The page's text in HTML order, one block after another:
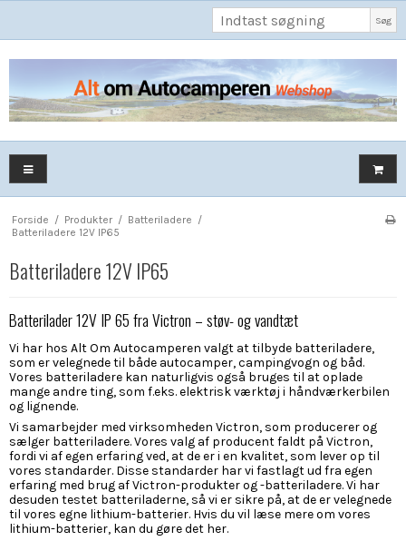
Søg
Forside / Produkter / Batteriladere /
Batteriladere 12V IP65
Batteriladere 12V IP65
Batterilader 12V IP 65 fra Victron – støv- og vandtæt
Vi har hos Alt Om Autocamperen valgt at tilbyde batteriladere,
som er velegnede til både autocamper, campingvogn og båd.
Vores batteriladere kan naturligvis også bruges til at oplade
mange andre ting, som f.eks. elektrisk værktøj i håndværkerbilen
og lignende.
Vi samarbejder med virksomheden Victron, som producerer og
sælger batteriladere. Vores valg af producent faldt på Victron,
fordi vi af egen erfaring ved, at de er i en kvalitet, som lever op til
vores standarder. Disse standarder har vi fastlagt ud fra egen
erfaring med brug af Victron-produkter og -batteriladere. Vi har
desuden testet batteriladerne, så vi er sikre på, at de er velegnede
til vores egne lithium-batterier. Hvis du vil læse mere om vores
lithium-batterier, kan du gøre det her.